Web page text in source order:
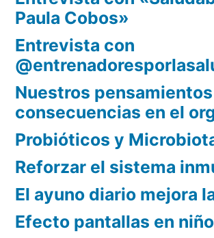
Paula Cobos»
Entrevista con
Nuestros
consecuencias en el
Probióticos y
Reforzar el sistema
El ayuno diario mejora
Efecto pantallas en